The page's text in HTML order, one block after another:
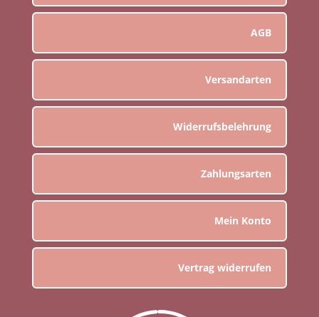
AGB
Versandarten
Widerrufsbelehrung
Zahlungsarten
Mein Konto
Vertrag widerrufen